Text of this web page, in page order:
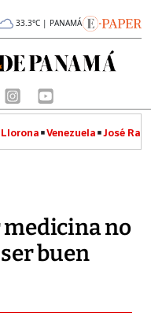
33.3°C | PANAMÁ
Venezuela José
medicina no
buen